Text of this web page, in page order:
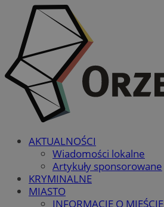
AKTUALNOŚCI
Wiadomości lokalne
Artykuły sponsorowane
KRYMINALNE
MIASTO
INFORMACJE O MIEŚCIE